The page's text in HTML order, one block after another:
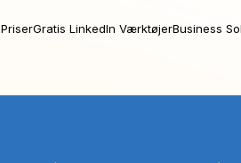
PriserGratis LinkedIn VærktøjerBusiness